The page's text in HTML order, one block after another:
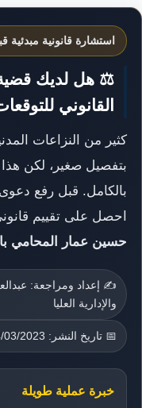
استشارة قانونية مبدئية
⚖️ هل لديك
القانوني
كثير من النزاعات
بتفصيل صغير، لكن
بالكامل. قبل رفع
احصل على تقييم
حسين عمار المحامي
✍️ إعداد ومراجعة:
والإدارية العليا
📅 تاريخ النشر: 24/03/2023
خبرة عملية طويلة